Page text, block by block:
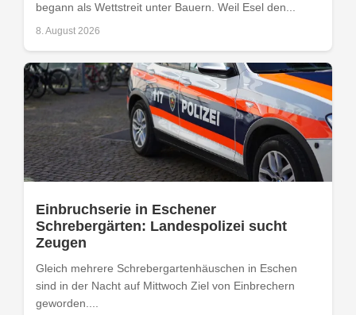
begann als Wettstreit unter Bauern. Weil Esel den...
8. August 2026
Einbruchserie in Eschener
Schrebergärten: Landespolizei sucht
Zeugen
Gleich mehrere Schrebergartenhäuschen in Eschen
sind in der Nacht auf Mittwoch Ziel von Einbrechern
geworden....